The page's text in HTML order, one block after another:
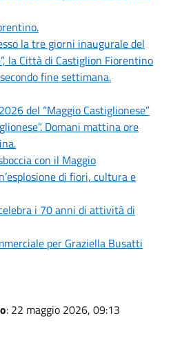
la tre giorni inaugurale del
la Città di Castiglion Fiorentino
fine settimana.
del “Maggio Castiglionese”
Domani mattina ore
con il Maggio
di fiori, cultura e
i 70 anni di attività di
per Graziella Busatti
: 22 maggio 2026, 09:13